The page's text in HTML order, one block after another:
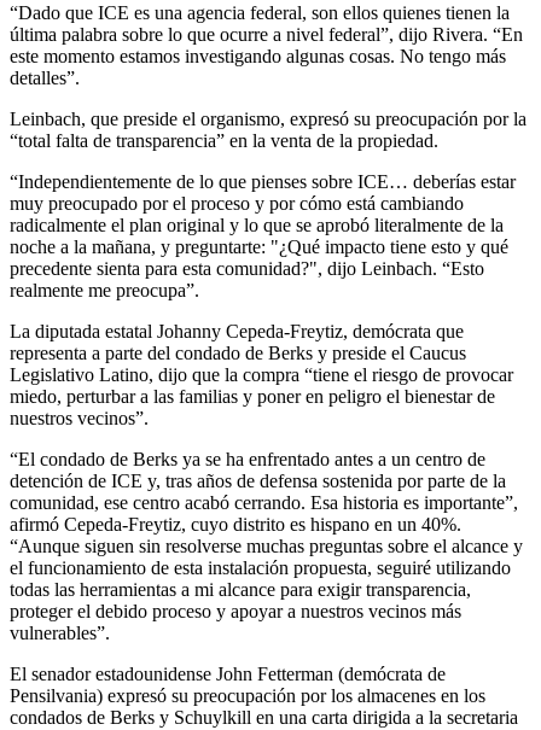
“Dado que ICE es una agencia federal, son ellos quienes tienen la
última palabra sobre lo que ocurre a nivel federal”, dijo Rivera. “En
este momento estamos investigando algunas cosas. No tengo más
detalles”.
Leinbach, que preside el organismo, expresó su preocupación por la
“total falta de transparencia” en la venta de la propiedad.
“Independientemente de lo que pienses sobre ICE… deberías estar
muy preocupado por el proceso y por cómo está cambiando
radicalmente el plan original y lo que se aprobó literalmente de la
noche a la mañana, y preguntarte: "¿Qué impacto tiene esto y qué
precedente sienta para esta comunidad?", dijo Leinbach. “Esto
realmente me preocupa”.
La diputada estatal Johanny Cepeda-Freytiz, demócrata que
representa a parte del condado de Berks y preside el Caucus
Legislativo Latino, dijo que la compra “tiene el riesgo de provocar
miedo, perturbar a las familias y poner en peligro el bienestar de
nuestros vecinos”.
“El condado de Berks ya se ha enfrentado antes a un centro de
detención de ICE y, tras años de defensa sostenida por parte de la
comunidad, ese centro acabó cerrando. Esa historia es importante”,
afirmó Cepeda-Freytiz, cuyo distrito es hispano en un 40%.
“Aunque siguen sin resolverse muchas preguntas sobre el alcance y
el funcionamiento de esta instalación propuesta, seguiré utilizando
todas las herramientas a mi alcance para exigir transparencia,
proteger el debido proceso y apoyar a nuestros vecinos más
vulnerables”.
El senador estadounidense John Fetterman (demócrata de
Pensilvania) expresó su preocupación por los almacenes en los
condados de Berks y Schuylkill en una carta dirigida a la secretaria